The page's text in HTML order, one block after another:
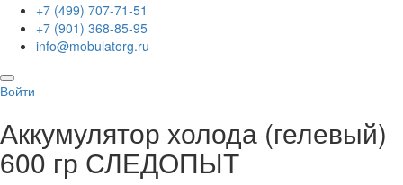
+7 (499) 707-71-51
+7 (901) 368-85-95
info@mobulatorg.ru
Войти
Аккумулятор холода (гелевый)
600 гр СЛЕДОПЫТ